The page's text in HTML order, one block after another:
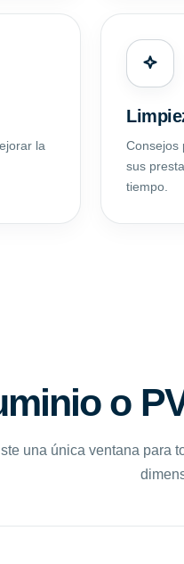
la
Consejos
sus
tiempo.
o
una única ventana para